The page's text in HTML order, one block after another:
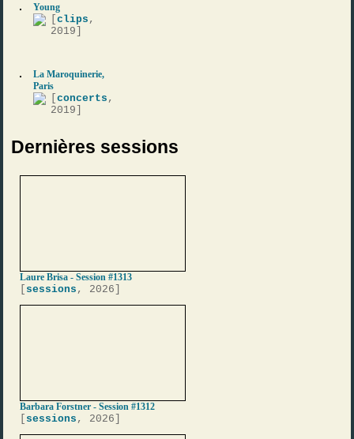
Young
[clips ,
2019]
La Maroquinerie,
Paris
[concerts ,
2019]
Dernières sessions
Laure Brisa - Session #1313
[ sessions , 2026]
Barbara Forstner - Session #1312
[ sessions , 2026]